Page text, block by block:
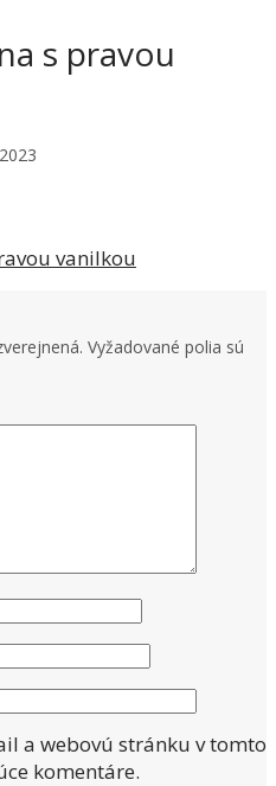
s pravou
vanilkou
Vyžadované polia sú
a webovú stránku v tomto
komentáre.